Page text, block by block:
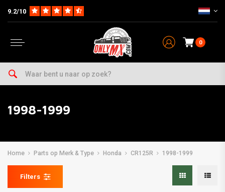
9.2/10
0
1998-1999
Home Parts op Merk & Type Honda CR125R 1998-1999
Filters